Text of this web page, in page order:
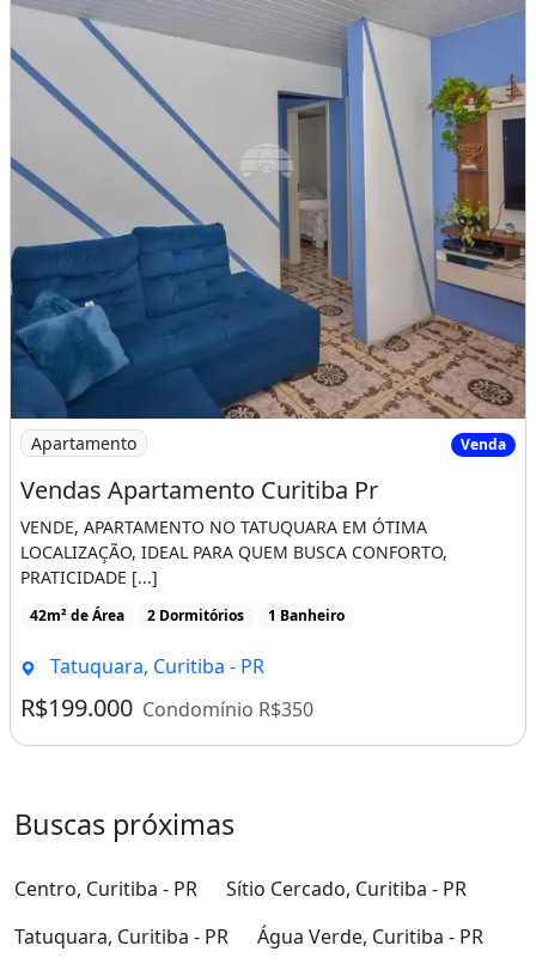
Imagem: Vendas Apartamento Curitiba Pr
Apartamento Venda
Vendas Apartamento Curitiba Pr
VENDE, APARTAMENTO NO TATUQUARA EM ÓTIMA
LOCALIZAÇÃO, IDEAL PARA QUEM BUSCA CONFORTO,
PRATICIDADE [...]
42m² de Área 2 Dormitórios 1 Banheiro
Tatuquara, Curitiba - PR
R$199.000 Condomínio R$350
Buscas próximas
Centro, Curitiba - PR
Sítio Cercado, Curitiba - PR
Tatuquara, Curitiba - PR
Água Verde, Curitiba - PR